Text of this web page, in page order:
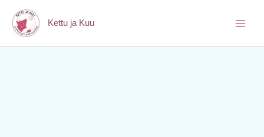
sisältöön
Kettu ja Kuu